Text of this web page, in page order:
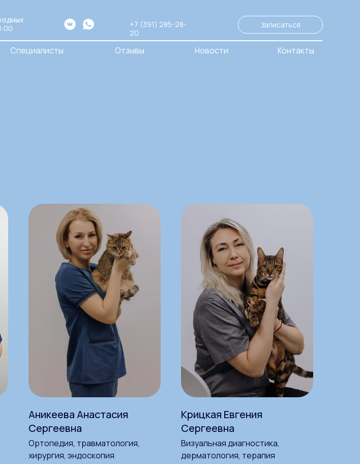
Специалисты Отзывы Новости Контакты
+7 (391) 285-28-
20
Записаться
Аникеева Анастасия
Сергеевна
Ортопедия, травматология,
хирургия, эндоскопия
Крицкая Евгения
Сергеевна
Визуальная диагностика,
дерматология, терапия